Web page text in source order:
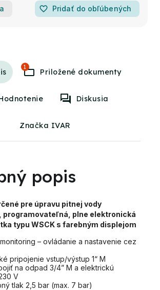
favorite_border Pridať do obľúbených
1
Diskusia
Značka IVAR
popis
pre úpravu pitnej vody
programovateľná, plne elektronická
typu WSCK s farebným displejom
– ovládanie a nastavenie cez
pripojenie vstup/výstup 1“ M
na odpad 3/4” M a elektrickú
V
tlak 2,5 bar (max. 7 bar)